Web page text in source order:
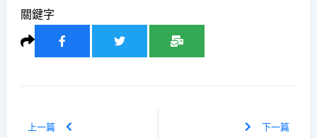
關鍵字
上一篇 下一篇